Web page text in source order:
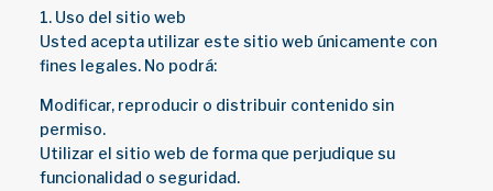
1. Uso del sitio web
Usted acepta utilizar este sitio web únicamente con
fines legales. No podrá:
Modificar, reproducir o distribuir contenido sin
permiso.
Utilizar el sitio web de forma que perjudique su
funcionalidad o seguridad.